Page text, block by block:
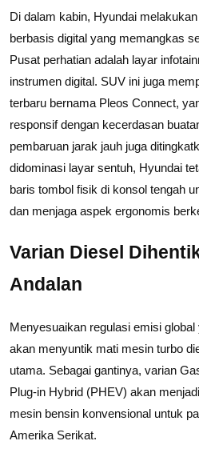
Di dalam kabin, Hyundai
berbasis digital yang memangkas
Pusat perhatian adalah layar
instrumen digital. SUV ini juga
terbaru bernama Pleos Connect,
responsif dengan kecerdasan
pembaruan jarak jauh juga
didominasi layar sentuh, Hyundai
baris tombol fisik di konsol tengah
dan menjaga aspek ergonomis
Varian Diesel
Andalan
Menyesuaikan regulasi emisi
akan menyuntik mati mesin turbo
utama. Sebagai gantinya, varian
Plug-in Hybrid (PHEV) akan
mesin bensin konvensional untuk
Amerika Serikat.